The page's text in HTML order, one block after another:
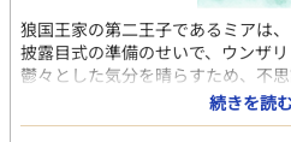
狼国王家の第二王子であるミアは
披露目式の準備のせいで、ウンザ
鬱々とした気分を晴らすため、不
し、ひとり剣を振る毎日。ある日
アが目を覚ますと、そこには知ら
続きを読